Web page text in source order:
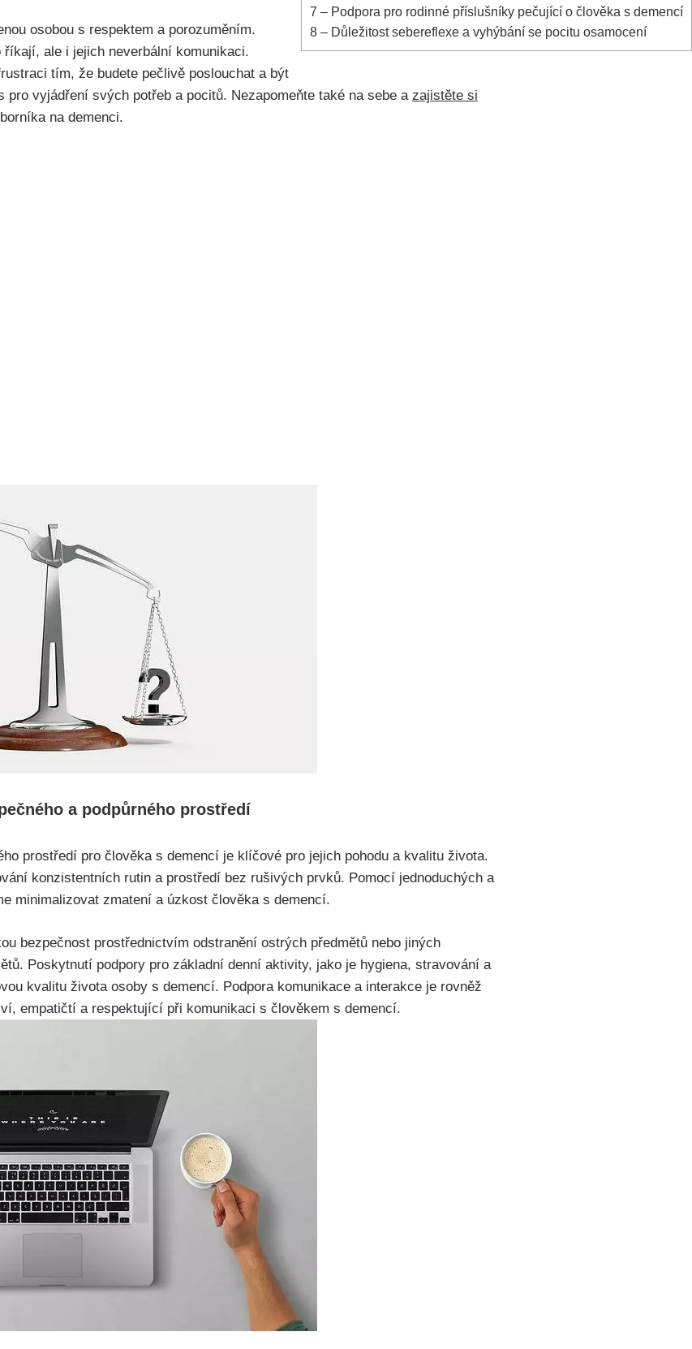
7 – Podpora pro rodinné příslušníky pečující o člověka s demencí
8 – Důležitost sebereflexe a vyhýbání se pocitu osamocení
osobou s respektem a porozuměním.
ale i jejich neverbální komunikaci.
tím, že budete pečlivě poslouchat a být
vyjádření svých potřeb a pocitů. Nezapomeňte také na sebe a zajistěte si
na demenci.
a podpůrného prostředí
prostředí pro člověka s demencí je klíčové pro jejich pohodu a kvalitu života.
konzistentních rutin a prostředí bez rušivých prvků. Pomocí jednoduchých a
minimalizovat zmatení a úzkost člověka s demencí.
bezpečnost prostřednictvím odstranění ostrých předmětů nebo jiných
Poskytnutí podpory pro základní denní aktivity, jako je hygiena, stravování a
kvalitu života osoby s demencí. Podpora komunikace a interakce je rovněž
empatičtí a respektující při komunikaci s člověkem s demencí.